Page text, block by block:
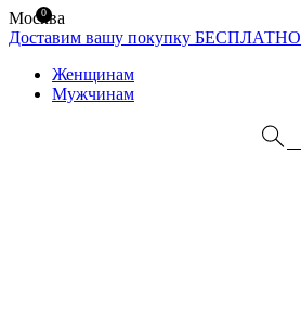
Москва
Доставим вашу покупку БЕСПЛАТНО
Женщинам
Мужчинам
0